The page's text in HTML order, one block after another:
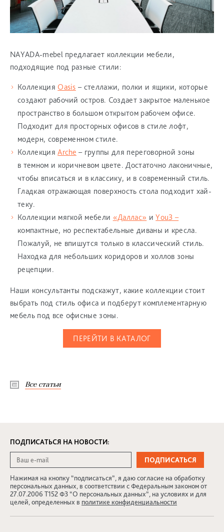
NAYADA-mebel предлагает коллекции мебели,
подходящие под разные стили:
Коллекция Oasis – стеллажи, полки и ящики, которые
создают рабочий остров. Создает закрытое маленькое
пространство в большом открытом рабочем офисе.
Подходит для просторных офисов в стиле лофт,
модерн, современном стиле.
КоллекцияArche – группы для переговорной зоны
в темном и коричневом цвете. Достаточно лаконичные,
чтобы вписаться и в классику, и в современный стиль.
Гладкая отражающая поверхность стола подходит хай-
теку.
Коллекции мягкой мебели «Даллас» иYou3 –
компактные, но респектабельные диваны и кресла.
Пожалуй, не впишутся только в классический стиль.
Находка для небольших коридоров и холлов зоны
рецепции.
Наши консультанты подскажут, какие коллекции стоит
выбрать под стиль офиса и подберут комплементарную
мебель под все офисные зоны.
ПЕРЕЙТИ В КАТАЛОГ
Все статьи
ПОДПИСАТЬСЯ НА НОВОСТИ:
Нажимая на кнопку “подписаться”, я даю согласие на обработку
персональных данных, в соответствии с Федеральным законом от
27.07.2006 Т152 ФЗ “О персональных данных”, на условиях и для
целей, определенных в политике конфиденциальности